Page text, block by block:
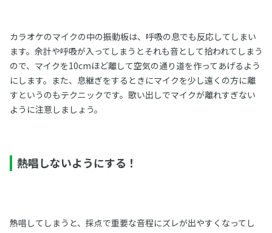
カラオケのマイクの中の振動板は、呼吸の息でも反応してしまい
ます。余計や呼吸が入ってしまうとそれも音として拾われてしまう
ので、マイクを10cmほど離して空気の通り道を作ってあげるよう
にします。また、息継ぎをするときにマイクを少し遠くの方に離
すというのもテクニックです。歌い出しでマイクが離れすぎない
ように注意しましょう。
熱唱しないようにする！
熱唱してしまうと、採点で重要な音程にズレが出やすくなってし